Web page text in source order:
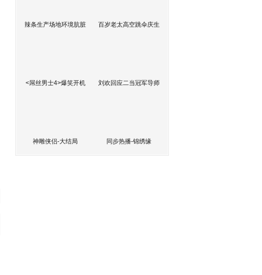
辣条生产场地环境肮脏 百岁老太高空跳伞庆生
<屌丝男士4>爆笑开机 刘欢回应二当冠军导师
神雕侠侣-大结局 同步热播-锦绣缘